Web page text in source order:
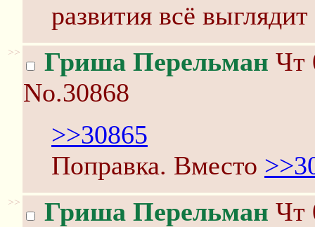
развития всё
>> Гриша Перельман Чт
No.30868
>>30865
Поправка. Вместо
>> Гриша Перельман Чт